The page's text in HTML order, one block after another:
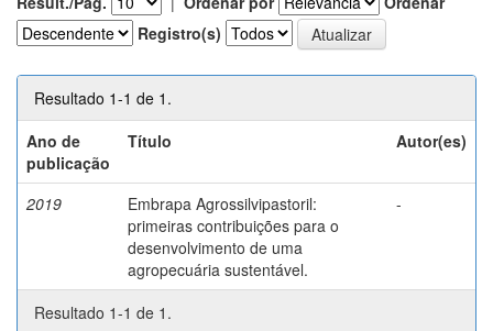
Registro(s)
Resultado 1-1 de 1.
Ano de
publicação
Título Autor(es)
2019
Embrapa Agrossilvipastoril:
primeiras contribuições para o
desenvolvimento de uma
agropecuária sustentável.
-
Resultado 1-1 de 1.